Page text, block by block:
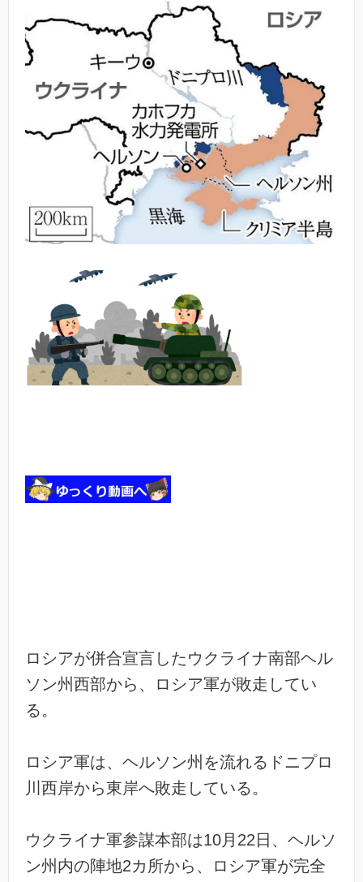
ロシアが併合宣言したウクライナ南部ヘル
ソン州西部から、ロシア軍が敗走してい
る。
ロシア軍は、ヘルソン州を流れるドニプロ
川西岸から東岸へ敗走している。
ウクライナ軍参謀本部は10月22日、ヘルソ
ン州内の陣地2カ所から、ロシア軍が完全